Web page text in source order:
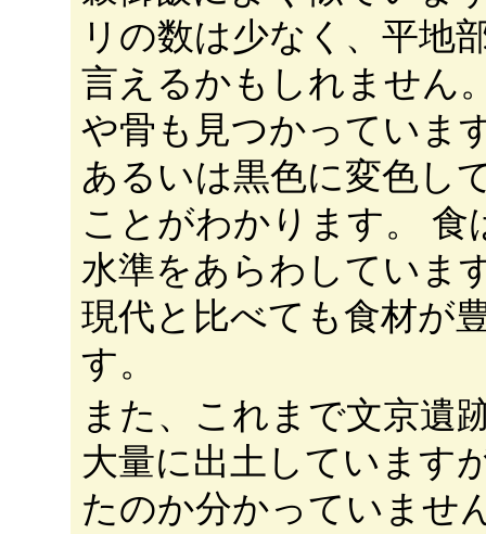
リの数は少なく、平地
言えるかもしれません
や骨も見つかっていま
あるいは黒色に変色し
ことがわかります。 食
水準をあらわしていま
現代と比べても食材が
す。
また、これまで文京遺
大量に出土しています
たのか分かっていませ